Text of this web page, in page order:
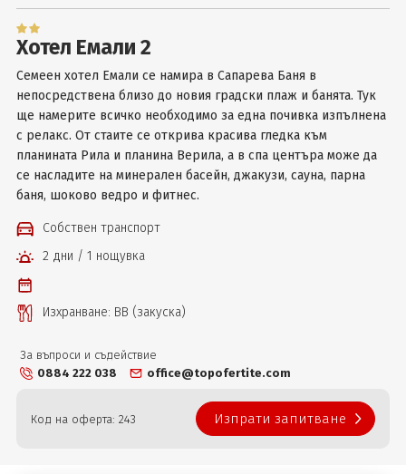
Хотел Емали 2
Семеен хотел Емали се намира в Сапарева Баня в
непосредствена близо до новия градски плаж и банята. Тук
ще намерите всичко необходимо за една почивка изпълнена
с релакс. От стаите се открива красива гледка към
планината Рила и планина Верила, а в спа центъра може да
се насладите на минерален басейн, джакузи, сауна, парна
баня, шоково ведро и фитнес.
Собствен транспорт
2 дни / 1 нощувка
Изхранване: ВВ (закуска)
За въпроси и съдействие
0884 222 038
office@topofertite.com
Код на оферта: 243 Изпрати запитване